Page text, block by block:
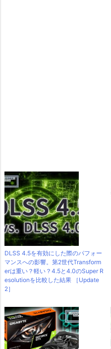
DLSS 4.5を有効にした際のパフォー
マンスへの影響。第2世代Transform
erは重い？軽い？4.5と4.0のSuper R
esolutionを比較した結果 ［Update
2］